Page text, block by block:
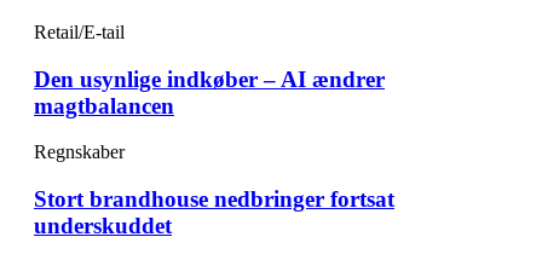
Retail/E-tail
Den usynlige indkøber – AI ændrer
magtbalancen
Regnskaber
Stort brandhouse nedbringer fortsat
underskuddet